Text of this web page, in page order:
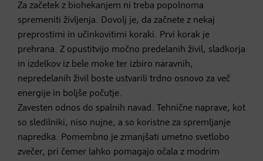
Za začetek z biohekanjem ni treba popolnoma
spremeniti življenja. Dovolj je, da začnete z nekaj
preprostimi in učinkovitimi koraki. Prvi korak je
prehrana. Z opustitvijo močno predelanih živil, sladkorja
in izdelkov iz bele moke ter izbiro naravnih,
nepredelanih živil boste ustvarili trdno osnovo za več
energije in boljše počutje.
Zavesten odnos do spalnih navad. Tehnične naprave, kot
so sledilniki, niso nujne, a so koristne za spremljanje
napredka. Pomembno je zmanjšati umetno svetlobo
zvečer, pri čemer lahko pomagajo očala z modrim